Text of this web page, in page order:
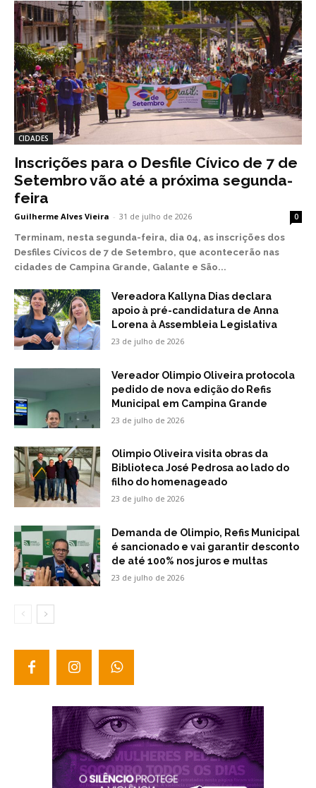
CIDADES
Inscrições para o Desfile Cívico de 7 de
Setembro vão até a próxima segunda-
feira
Guilherme Alves Vieira - 31 de julho de 2026 0
Terminam, nesta segunda-feira, dia 04, as inscrições dos
Desfiles Cívicos de 7 de Setembro, que acontecerão nas
cidades de Campina Grande, Galante e São...
Vereadora Kallyna Dias declara
apoio à pré-candidatura de Anna
Lorena à Assembleia Legislativa
23 de julho de 2026
Vereador Olimpio Oliveira protocola
pedido de nova edição do Refis
Municipal em Campina Grande
23 de julho de 2026
Olimpio Oliveira visita obras da
Biblioteca José Pedrosa ao lado do
filho do homenageado
23 de julho de 2026
Demanda de Olimpio, Refis Municipal
é sancionado e vai garantir desconto
de até 100% nos juros e multas
23 de julho de 2026